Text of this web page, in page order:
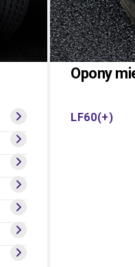
Opony
LF60(+)